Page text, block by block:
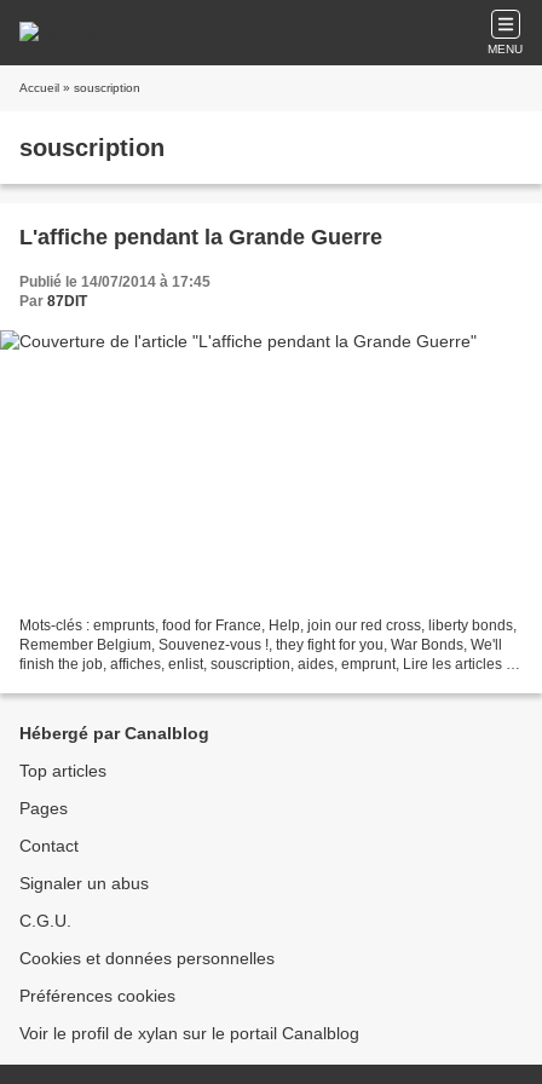
MENU
Accueil » souscription
souscription
L'affiche pendant la Grande Guerre
Publié le 14/07/2014 à 17:45
Par 87DIT
Mots-clés : emprunts, food for France, Help, join our red cross, liberty bonds,
Remember Belgium, Souvenez-vous !, they fight for you, War Bonds, We'll
finish the job, affiches, enlist, souscription, aides, emprunt, Lire les articles :
Hébergé par Canalblog
Top articles
Pages
Contact
Signaler un abus
C.G.U.
Cookies et données personnelles
Préférences cookies
Voir le profil de xylan sur le portail Canalblog